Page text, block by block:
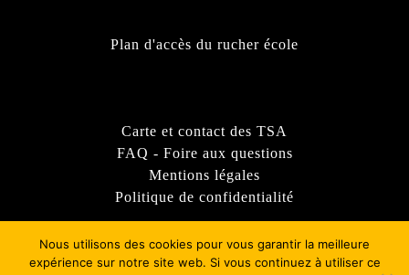
Plan d'accès du rucher école
Carte et contact des TSA
FAQ - Foire aux questions
Mentions légales
Politique de confidentialité
Nous utilisons des cookies pour vous garantir la meilleure
expérience sur notre site web. Si vous continuez à utiliser ce